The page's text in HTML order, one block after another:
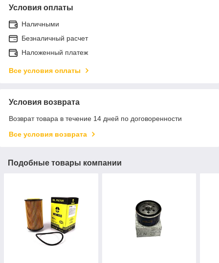
Условия оплаты
Наличными
Безналичный расчет
Наложенный платеж
Все условия оплаты
Условия возврата
Возврат товара в течение 14 дней по договоренности
Все условия возврата
Подобные товары компании